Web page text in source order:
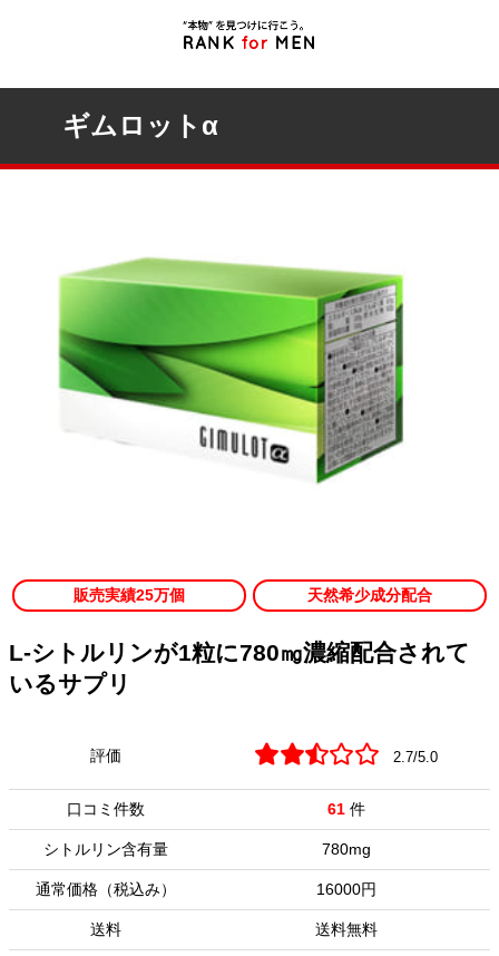
ギムロットα
L-シトルリンが1粒に780㎎濃縮配合されて
いるサプリ
評価 2.7/5.0
口コミ件数 61件
シトルリン含有量 780mg
通常価格（税込み） 16000円
送料 送料無料
販売実績25万個 天然希少成分配合